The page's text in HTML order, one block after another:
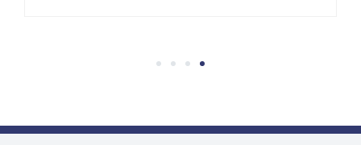
1
2
3
4